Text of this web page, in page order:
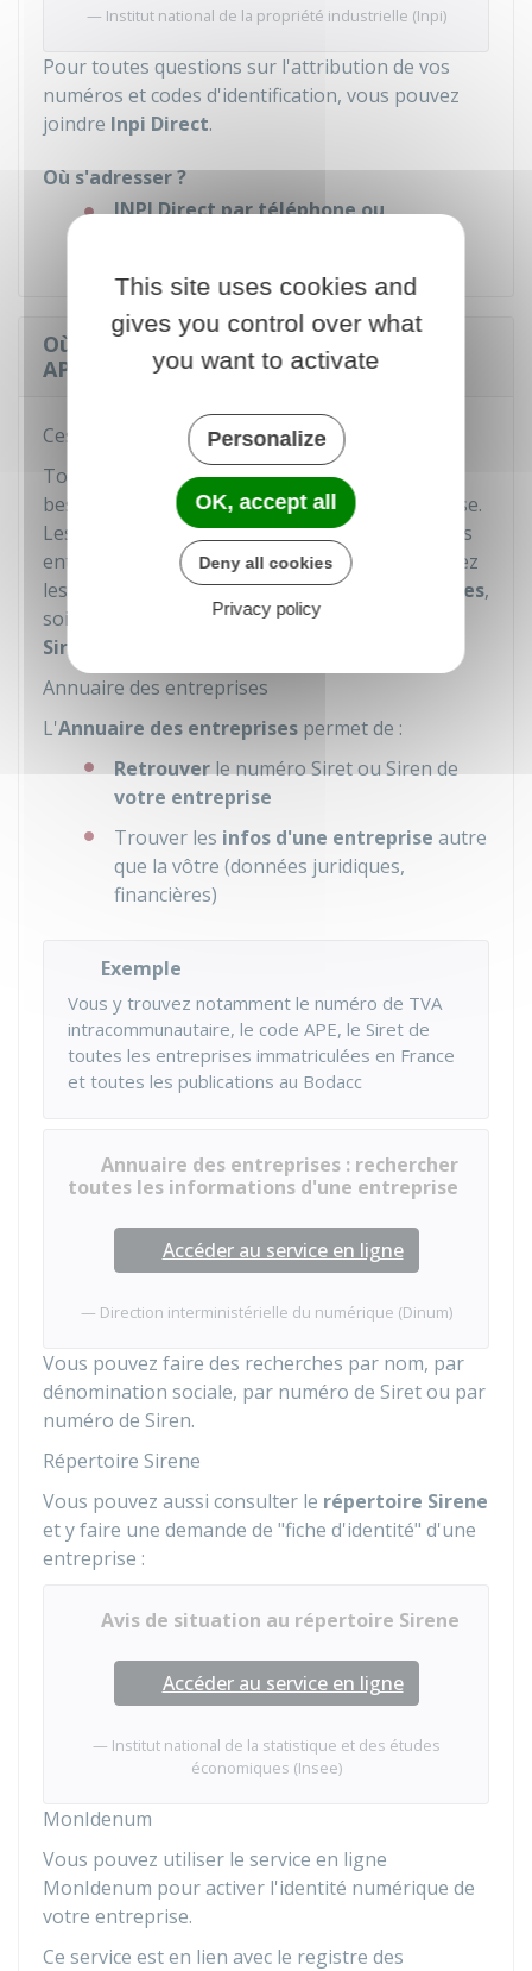
Institut national de la propriété industrielle (Inpi)
Pour toutes questions sur l'attribution de vos
numéros et codes d'identification, vous pouvez
joindre Inpi Direct.
Où s'adresser ?
INPI Direct par téléphone ou
Où consulter les numéros Siren, Siret,
APE et les données des entreprises ?
Ces données sont publiques.
Toute personne peut trouver ou retrouver si
besoin le numéro Siren ou Siret d'une entreprise.
Les caractéristiques juridiques et financières des
entreprises sont accessibles à tous. Vous pouvez
les consulter soit surl'Annuaire des entreprises,
soit sur le site de l'Insee dans son
Sirene.
Annuaire des entreprises
L'Annuaire des entreprises permet de :
Retrouverle numéro Siret ou Siren de
votre entreprise
Trouver les infos d'une entreprise autre
que la vôtre (données juridiques,
financières)
Exemple
Vous y trouvez notamment le numéro de TVA
intracommunautaire, le code APE, le Siret de
toutes les entreprises immatriculées en France
et toutes les publications au Bodacc
Annuaire des entreprises : rechercher
toutes les informations d'une entreprise
Accéder au service en ligne
Direction interministérielle du numérique (Dinum)
Vous pouvez faire des recherches par nom, par
dénomination sociale, par numéro de Siret ou par
numéro de Siren.
Répertoire Sirene
Vous pouvez aussi consulter le répertoire Sirene
et y faire une demande de "fiche d'identité" d'une
entreprise :
Avis de situation au répertoire Sirene
Accéder au service en ligne
Institut national de la statistique et des études
économiques (Insee)
MonIdenum
Vous pouvez utiliser le service en ligne
MonIdenum pour activer l'identité numérique de
votre entreprise.
Ce service est en lien avec le registre des
This site uses cookies and
gives you control over what
you want to activate
Personalize
OK, accept all
Deny all cookies
Privacy policy